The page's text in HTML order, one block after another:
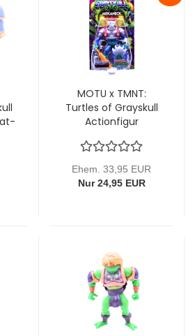
MOTU x TMNT:
Turtles of Grayskull
Actionfigur
Mattel
Ehem. 33,95 EUR
Nur 24,95 EUR